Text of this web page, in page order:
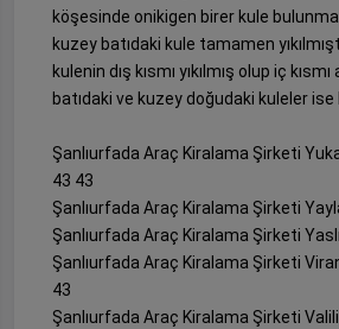
köşesinde onikigen birer kule
kuzey batıdaki kule tamamen
kulenin dış kısmı yıkılmış olup iç
batıdaki ve kuzey doğudaki kuleler ise
Şanlıurfada Araç Kiralama Şirketi
43 43
Şanlıurfada Araç Kiralama Şirketi
Şanlıurfada Araç Kiralama Şirketi
Şanlıurfada Araç Kiralama Şirketi
43
Şanlıurfada Araç Kiralama Şirketi